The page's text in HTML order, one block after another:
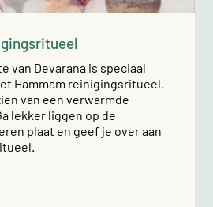
van Devarana is speciaal
Hammam reinigingsritueel.
van een verwarmde
lekker liggen op de
plaat en geef je over aan